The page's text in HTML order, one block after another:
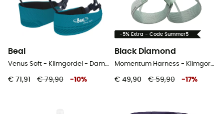
Beal
€ 71,91 € 79,90 -10%
-5% Extra - Code Summer5
Black Diamond
€ 49,90 € 59,90 -17%